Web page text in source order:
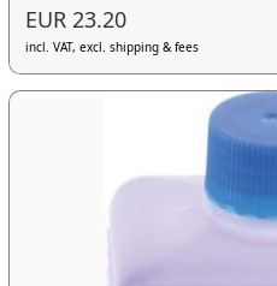
EUR 23.20
incl. VAT, excl. shipping & fees